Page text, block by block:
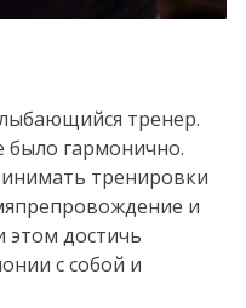
тренер.
было гармонично.
тренировки
и
этом достичь
с собой и